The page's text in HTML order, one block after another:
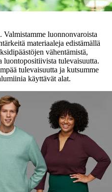
luonnonvaroista
materiaaleja edistämällä
vähentämistä,
luontopositiivista tulevaisuutta.
tulevaisuutta ja kutsumme
käyttävät alat.